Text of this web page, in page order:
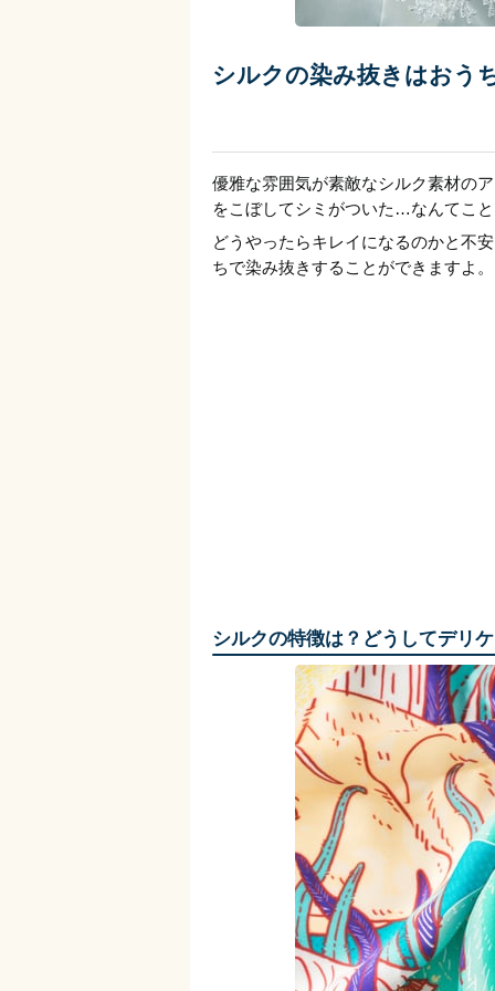
シルクの染み抜きはおう
優雅な雰囲気が素敵なシルク素材の
をこぼしてシミがついた…なんてこ
どうやったらキレイになるのかと不
ちで染み抜きすることができますよ。
シルクの特徴は？どうしてデリ